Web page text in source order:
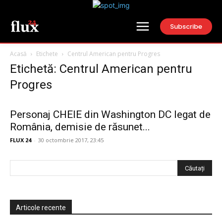
Subscribe
Acasă Etichete Centrul American pentru Progres
Etichetă: Centrul American pentru
Progres
Personaj CHEIE din Washington DC legat de
România, demisie de răsunet...
FLUX 24 - 30 octombrie 2017, 23:45
Articole recente